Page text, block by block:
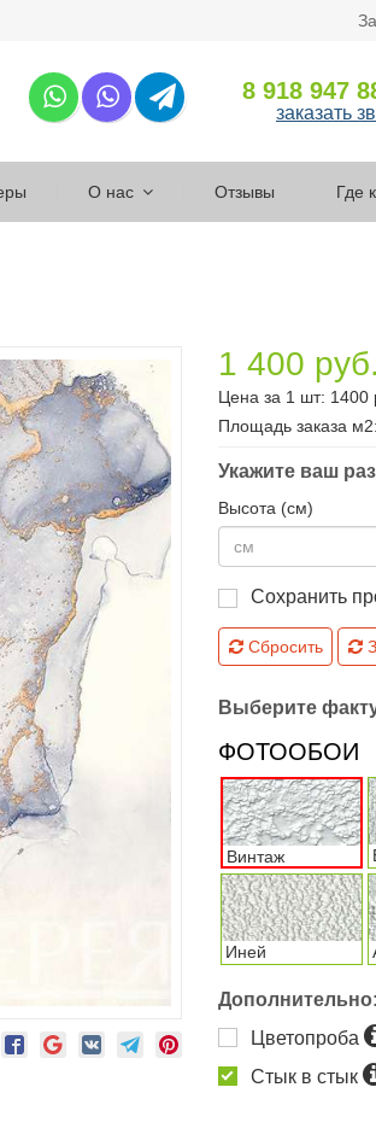
8 918 947
заказать
О нас Отзывы Где
1 400 руб.
Цена за 1 шт: 1400
Площадь заказа м2:
Укажите ваш
Высота (см)
Сохранить
Сбросить
Выберите
ФОТООБОИ
Винтаж
Иней
Дополнительно:
Цветопроба
Стык в стык